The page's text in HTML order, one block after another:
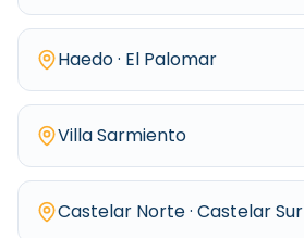
Haedo · El Palomar
Villa Sarmiento
Castelar Norte · Castelar Sur